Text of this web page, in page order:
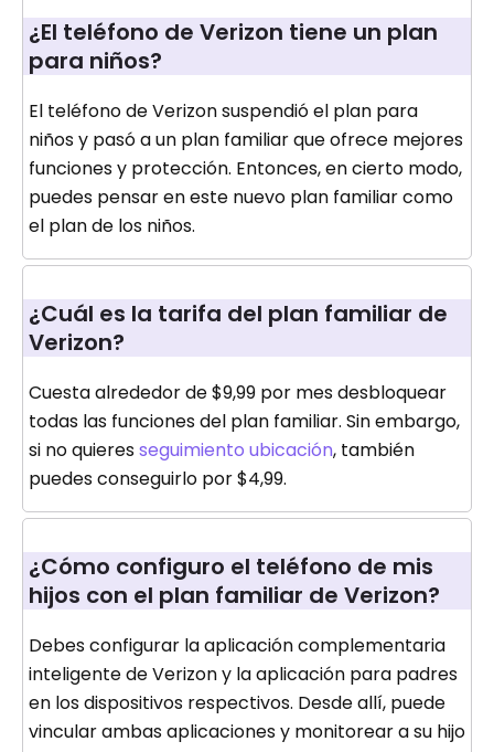
¿El teléfono de Verizon tiene un plan
para niños?
El teléfono de Verizon suspendió el plan para
niños y pasó a un plan familiar que ofrece mejores
funciones y protección. Entonces, en cierto modo,
puedes pensar en este nuevo plan familiar como
el plan de los niños.
¿Cuál es la tarifa del plan familiar de
Verizon?
Cuesta alrededor de $9,99 por mes desbloquear
todas las funciones del plan familiar. Sin embargo,
si no quieresseguimiento ubicación, también
puedes conseguirlo por $4,99.
¿Cómo configuro el teléfono de mis
hijos con el plan familiar de Verizon?
Debes configurar la aplicación complementaria
inteligente de Verizon y la aplicación para padres
en los dispositivos respectivos. Desde allí, puede
vincular ambas aplicaciones y monitorear a su hijo